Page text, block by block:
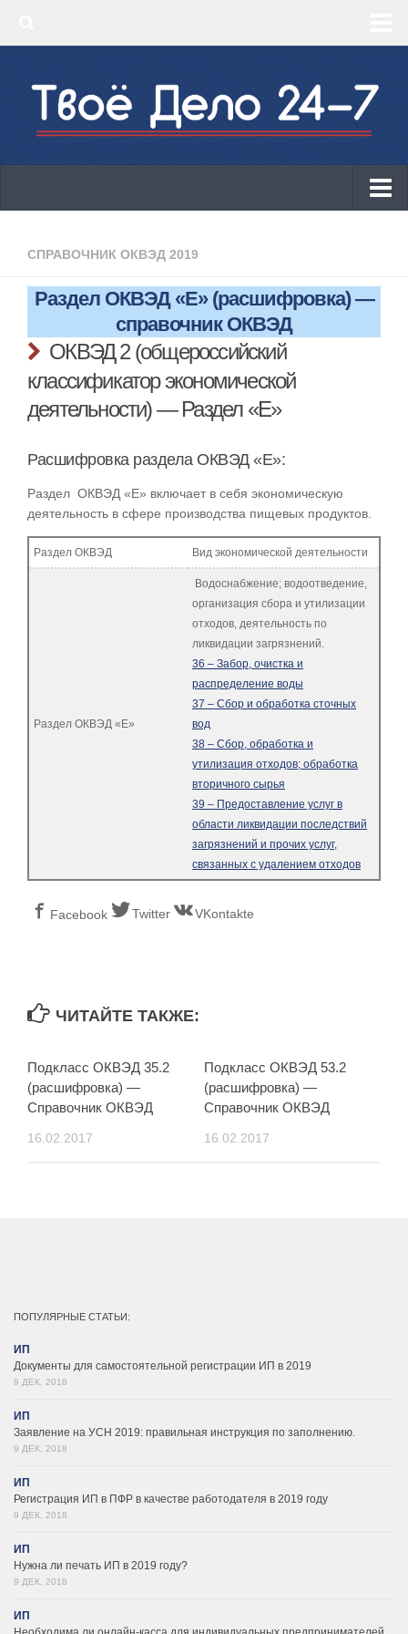
‣ КБК 2019
ОКВЭД 2019
Онлайн-кассы 2019: 54-ФЗ!
Законодательство
СПРАВОЧНИК ОКВЭД 2019
Раздел ОКВЭД «E» (расшифровка) —
справочник ОКВЭД
ОКВЭД 2 (общероссийский
классификатор экономической
деятельности) — Раздел «E»
Расшифровка раздела ОКВЭД «E»:
Раздел ОКВЭД «E» включает в себя экономическую
деятельность в сфере производства пищевых продуктов.
Раздел ОКВЭД Вид экономической деятельности
Раздел ОКВЭД «E»
Водоснабжение; водоотведение,
организация сбора и утилизации
отходов, деятельность по
ликвидации загрязнений.
36 – Забор, очистка и
распределение воды
37 – Сбор и обработка сточных
вод
38 – Сбор, обработка и
утилизация отходов; обработка
вторичного сырья
39 – Предоставление услуг в
области ликвидации последствий
загрязнений и прочих услуг,
связанных с удалением отходов
Facebook Twitter VKontakte
ЧИТАЙТЕ ТАКЖЕ:
Подкласс ОКВЭД 35.2
(расшифровка) —
Справочник ОКВЭД
16.02.2017
Подкласс ОКВЭД 53.2
(расшифровка) —
Справочник ОКВЭД
16.02.2017
ПОПУЛЯРНЫЕ СТАТЬИ:
ИП
Документы для самостоятельной регистрации ИП в 2019
9 ДЕК, 2018
ИП
Заявление на УСН 2019: правильная инструкция по заполнению.
9 ДЕК, 2018
ИП
Регистрация ИП в ПФР в качестве работодателя в 2019 году
9 ДЕК, 2018
ИП
Нужна ли печать ИП в 2019 году?
9 ДЕК, 2018
ИП